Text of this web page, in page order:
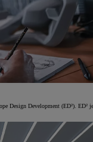
Design Development (ED²). ED²